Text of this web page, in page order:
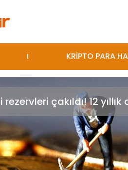
KRİPTO PARA
çakıldı! 12 yıllık